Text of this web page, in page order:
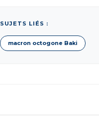
SUJETS LIÉS :
macron octogone Baki